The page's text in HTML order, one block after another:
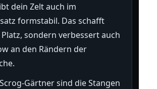
dein Zelt auch im
formstabil. Das schafft
sondern verbessert auch
an den Rändern der
Gärtner sind die Stangen